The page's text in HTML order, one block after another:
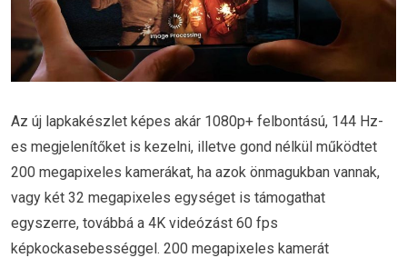
Az új lapkakészlet képes akár 1080p+ felbontású, 144 Hz-
es megjelenítőket is kezelni, illetve gond nélkül működtet
200 megapixeles kamerákat, ha azok önmagukban vannak,
vagy két 32 megapixeles egységet is támogathat
egyszerre, továbbá a 4K videózást 60 fps
képkockasebességgel. 200 megapixeles kamerát